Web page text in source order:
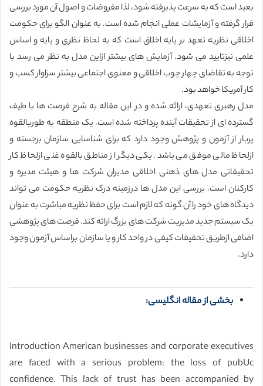
بعید است که به سرعت پذیرفته شود، لذا مفروضات و اصول آن مورد بررسی
قرار گرفته و آزمایشات عملی انجام شده است. به عنوان الگو برای حکومت
اخلاقی نظریه تعهد بر پایه اخلاق است که به لحاظ نظری و پایه و اساس
علمی نیزتایید می شود. آزمایش های بیشتر ازاین مدل به نظر می رسد با
توجه به تقاضای چهار چوب اخلاقی و معنوی اجتماعی بیشتر سزاوار کسب و
کار آمریکا خواهد بود.
مدل رهبری تعهدی، ارائه شده و در این مقاله به شرح فرصت ها با طیف
گسترده ای از تحقیقات آینده پرداخته شده است. یک منطقه به طوربالقوه
پربار از آزمون و پژوهش وجود دارد که برای شناسایی سازمان برجسته و
ازلحاظ مالی موفق می باشد. یکی دیگر از مناطق بالقوه غنی ازلحاظ کار
تحقیقاتی مدل های ذهنی اخلاقی مدیران شرکت ها و هیئت مدیره و
کارکنان است. بررسی این مدل ها درزمینه درک نظریه حکومت می تواند
دیدگاه های خود را آن گونه که لازم است برای حفظ نظریه مباشرت به عنوان
یک سیستم جدید مدیریت شرکت های بزرگ ارائه کند. فرصت های پژوهشی
اضافی ازطریق تحقیقات کیفی در واحد کار و یا سازمان براساس آزمون وجود
دارد.
بخشی از مقاله انگلیسی:
Introduction American businesses and corporate executives
are faced with a serious problem: the loss of pubUc
confidence. This lack of trust has been accompanied by